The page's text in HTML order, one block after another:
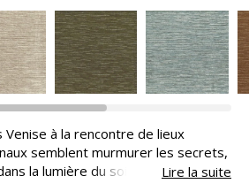
Venise à la rencontre de lieux
semblent murmurer les secrets,
la lumière du soir et procurent un
Lire la suite